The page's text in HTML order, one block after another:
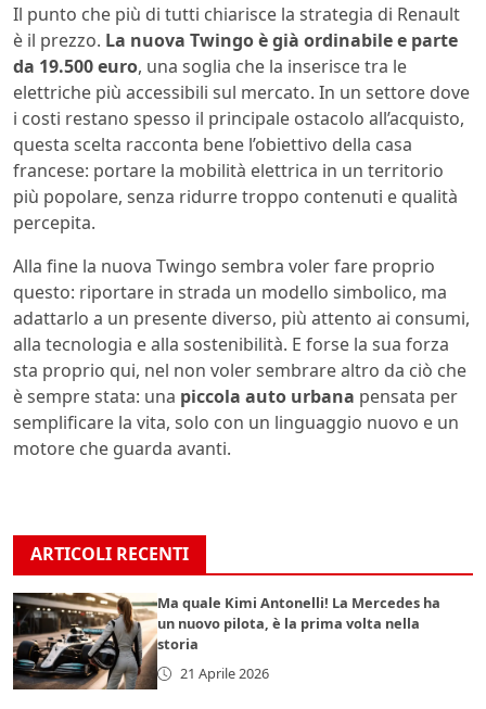
Il punto che più di tutti chiarisce la strategia di Renault
è il prezzo. La nuova Twingo è già ordinabile e parte
da 19.500 euro, una soglia che la inserisce tra le
elettriche più accessibili sul mercato. In un settore dove
i costi restano spesso il principale ostacolo all’acquisto,
questa scelta racconta bene l’obiettivo della casa
francese: portare la mobilità elettrica in un territorio
più popolare, senza ridurre troppo contenuti e qualità
percepita.
Alla fine la nuova Twingo sembra voler fare proprio
questo: riportare in strada un modello simbolico, ma
adattarlo a un presente diverso, più attento ai consumi,
alla tecnologia e alla sostenibilità. E forse la sua forza
sta proprio qui, nel non voler sembrare altro da ciò che
è sempre stata: una piccola auto urbana pensata per
semplificare la vita, solo con un linguaggio nuovo e un
motore che guarda avanti.
ARTICOLI RECENTI
Ma quale Kimi Antonelli! La Mercedes ha
un nuovo pilota, è la prima volta nella
storia
21 Aprile 2026